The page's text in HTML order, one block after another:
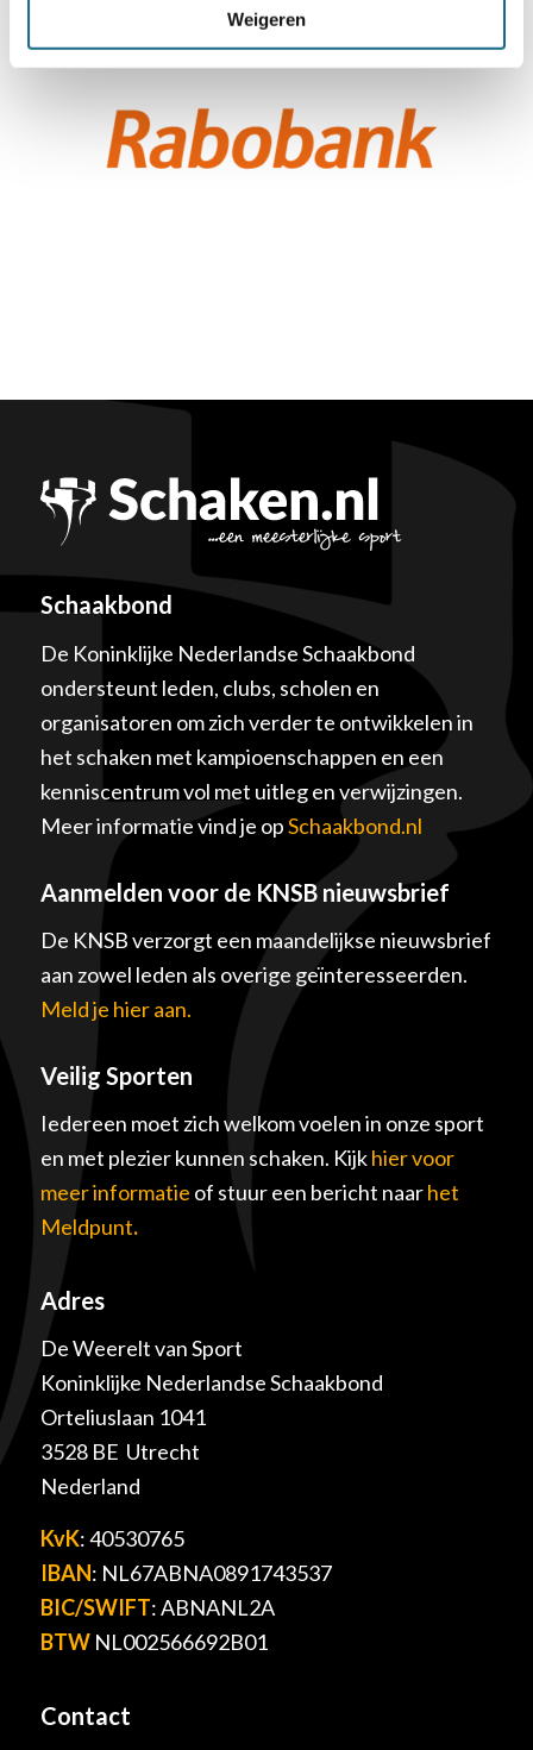
Weigeren
Schaakbond
De Koninklijke Nederlandse Schaakbond
ondersteunt leden, clubs, scholen en
organisatoren om zich verder te ontwikkelen in
het schaken met kampioenschappen en een
kenniscentrum vol met uitleg en verwijzingen.
Meer informatie vind je opSchaakbond.nl
Aanmelden voor de KNSB nieuwsbrief
De KNSB verzorgt een maandelijkse nieuwsbrief
aan zowel leden als overige geïnteresseerden.
Meld je hier aan.
Veilig Sporten
Iedereen moet zich welkom voelen in onze sport
en met plezier kunnen schaken. Kijkhier voor
meer informatie of stuur een bericht naarhet
Meldpunt.
Adres
De Weerelt van Sport
Koninklijke Nederlandse Schaakbond
Orteliuslaan 1041
3528 BE Utrecht
Nederland
KvK: 40530765
IBAN: NL67ABNA0891743537
BIC/SWIFT: ABNANL2A
BTWNL002566692B01
Contact